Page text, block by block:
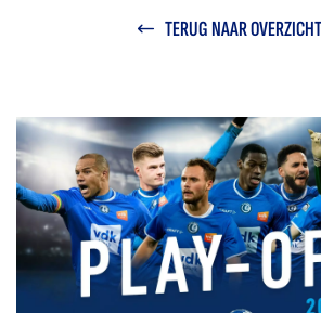
TERUG NAAR OVERZICHT